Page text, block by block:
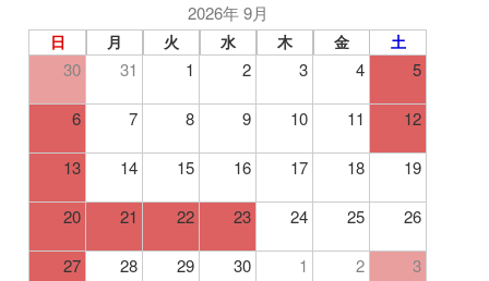
2026年 9月
日 月 火 水 木 金 土
30 31 1 2 3 4 5
6 7 8 9 10 11 12
13 14 15 16 17 18 19
20 21 22 23 24 25 26
27 28 29 30 1 2 3